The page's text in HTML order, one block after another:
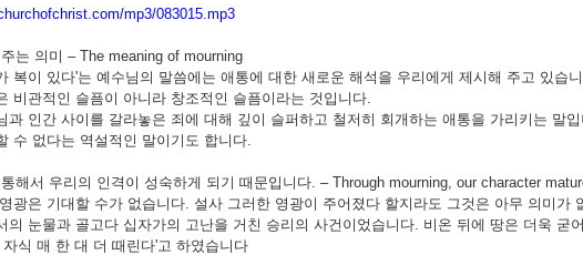
mp3/083015.mp3
는 의미 – The meaning of mourning
복이 있다'는 예수님의 말씀에는 애통에 대한 새로운 해석을 우리에게 제시해 주고 있습
비관적인 슬픔이 아니라 창조적인 슬픔이라는 것입니다.
과 인간 사이를 갈라놓은 죄에 대해 깊이 슬퍼하고 철저히 회개하는 애통을 가리키는 말
수 없다는 역설적인 말이기도 합니다.
해서 우리의 인격이 성숙하게 되기 때문입니다. – Through mourning, our character
광은 기대할 수가 없습니다. 설사 그러한 영광이 주어졌다 할지라도 그것은 아무 의미가
의 눈물과 골고다 십자가의 고난을 거친 승리의 사건이었습니다. 비온 뒤에 땅은 더욱 굳
식 매 한 대 더 때린다'고 하였습니다